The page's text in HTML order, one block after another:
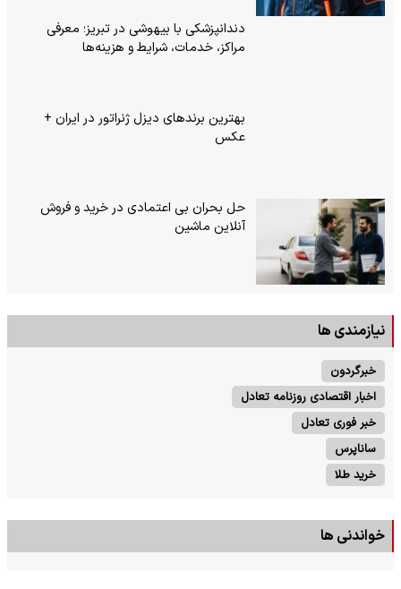
دندانپزشکی با بیهوشی در تبریز؛ معرفی
مراکز، خدمات، شرایط و هزینه‌ها
بهترین برندهای دیزل ژنراتور در ایران +
عکس
حل بحران بی‌ اعتمادی در خرید و فروش
آنلاین ماشین
نیازمندی ها
خبرگردون
اخبار اقتصادی روزنامه تعادل
خبر فوری تعادل
ساناپرس
خرید طلا
خواندنی ها